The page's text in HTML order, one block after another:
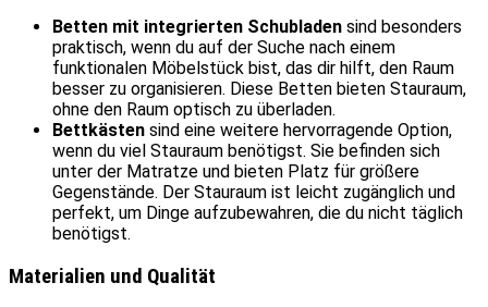
Betten mit integrierten Schubladen sind besonders
praktisch, wenn du auf der Suche nach einem
funktionalen Möbelstück bist, das dir hilft, den Raum
besser zu organisieren. Diese Betten bieten Stauraum,
ohne den Raum optisch zu überladen.
Bettkästen sind eine weitere hervorragende Option,
wenn du viel Stauraum benötigst. Sie befinden sich
unter der Matratze und bieten Platz für größere
Gegenstände. Der Stauraum ist leicht zugänglich und
perfekt, um Dinge aufzubewahren, die du nicht täglich
benötigst.
Materialien und Qualität